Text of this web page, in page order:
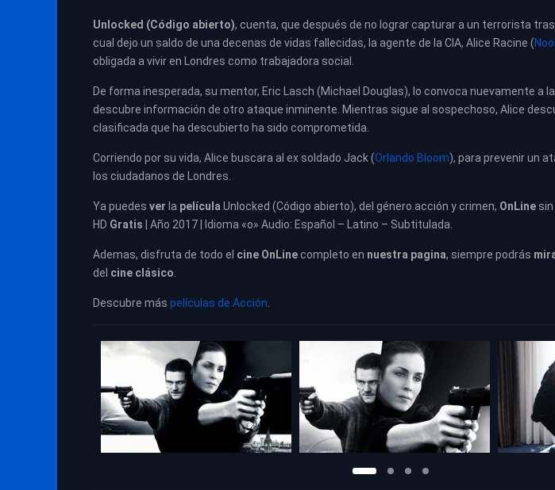
Unlocked (Código abierto), cuenta, que después de no lograr capturar a un terrorista tras
cual dejo un saldo de una decenas de vidas fallecidas, la agente de la CIA, Alice Racine (
obligada a vivir en Londres como trabajadora social.
De forma inesperada, su mentor, Eric Lasch (Michael Douglas), lo convoca nuevamente a
descubre información de otro ataque inminente. Mientras sigue al sospechoso, Alice
clasificada que ha descubierto ha sido comprometida.
Corriendo por su vida, Alice buscara al ex soldado Jack (Orlando Bloom), para prevenir un
los ciudadanos de Londres.
Ya puedes ver la película Unlocked (Código abierto), del género acción y crimen, OnLine
HD Gratis | Año 2017 | Idioma «o» Audio: Español – Latino – Subtitulada.
Ademas, disfruta de todo el cine OnLinecompleto en nuestra pagina, siempre podrás
del cine clásico
Descubre más películas de Acción